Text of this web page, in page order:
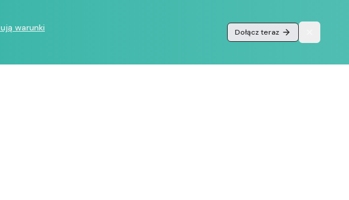
warunki
Dołącz teraz